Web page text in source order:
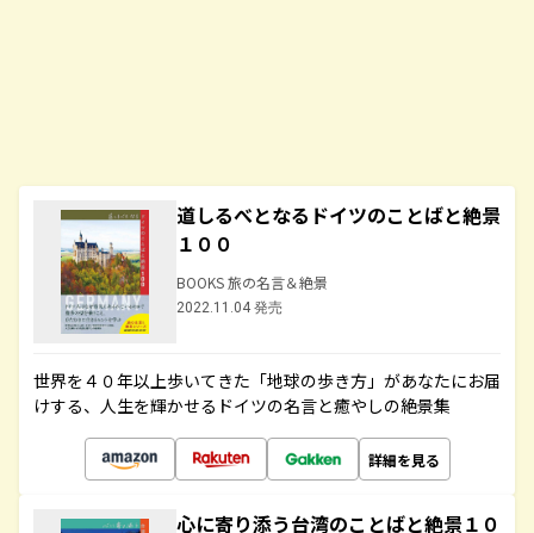
道しるべとなるドイツのことばと絶景
１００
BOOKS 旅の名言＆絶景
2022.11.04 発売
世界を４０年以上歩いてきた「地球の歩き方」があなたにお届
けする、人生を輝かせるドイツの名言と癒やしの絶景集
詳細を見る
心に寄り添う台湾のことばと絶景１０